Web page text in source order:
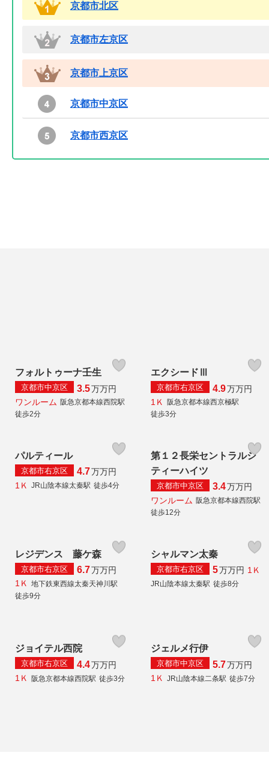
京都市北区
京都市左京区
京都市上京区
京都市中京区
京都市西京区
フォルトゥーナ壬生
京都市中京区 3.5万万円
ワンルーム 阪急京都本線西院駅
徒歩2分
エクシードⅢ
京都市右京区 4.9万万円
1Ｋ
阪急京都本線西京極駅
徒歩3分
パルティール
京都市右京区 4.7万万円
1Ｋ
JR山陰本線太秦駅 徒歩4分
第１２長栄セントラルシ
ティーハイツ
京都市中京区 3.4万万円
ワンルーム 阪急京都本線西院駅
徒歩12分
レジデンス 藤ケ森
京都市右京区 6.7万万円
1Ｋ 地下鉄東西線太秦天神川駅
徒歩9分
シャルマン太秦
京都市右京区 5万万円 1Ｋ
JR山陰本線太秦駅 徒歩8分
ジョイテル西院
京都市右京区 4.4万万円
1Ｋ
阪急京都本線西院駅 徒歩3分
ジェルメ行伊
京都市中京区 5.7万万円
1Ｋ
JR山陰本線二条駅 徒歩7分